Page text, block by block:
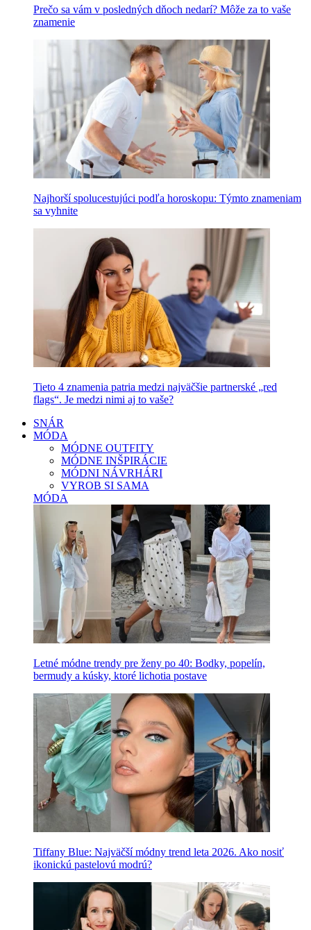
Prečo sa vám v posledných dňoch nedarí? Môže za to vaše
znamenie
Najhorší spolucestujúci podľa horoskopu: Týmto znameniam
sa vyhnite
Tieto 4 znamenia patria medzi najväčšie partnerské „red
flags“. Je medzi nimi aj to vaše?
SNÁR
MÓDA
MÓDNE OUTFITY
MÓDNE INŠPIRÁCIE
MÓDNI NÁVRHÁRI
VYROB SI SAMA
MÓDA
Letné módne trendy pre ženy po 40: Bodky, popelín,
bermudy a kúsky, ktoré lichotia postave
Tiffany Blue: Najväčší módny trend leta 2026. Ako nosiť
ikonickú pastelovú modrú?